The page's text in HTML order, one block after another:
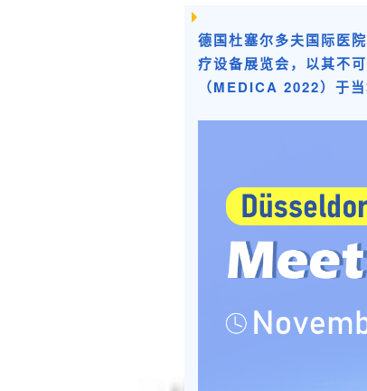
德国杜塞尔多夫国际医
疗设备展览会，以其不
（MEDICA 2022）于